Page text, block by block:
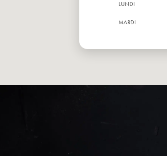
LUNDI
MARDI